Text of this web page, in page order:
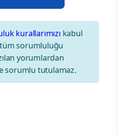
kurallarımızı kabul
sorumluluğu
yorumlardan
sorumlu tutulamaz.